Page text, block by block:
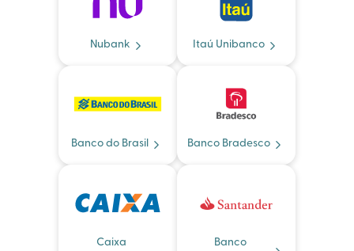
Nubank Itaú Unibanco
Banco do Brasil Banco Bradesco
Caixa
Banco